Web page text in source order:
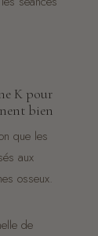
K pour
bien
que les
aux
osseux.
de